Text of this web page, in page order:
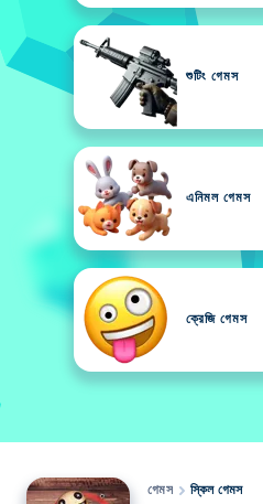
শুটিং গেমস
এনিমল গেমস
ক্রেজি গেমস
গেমস স্কিল গেমস